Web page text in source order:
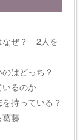
なぜ？ 2人を
はどっち？
いるのか
持っている？
葛藤